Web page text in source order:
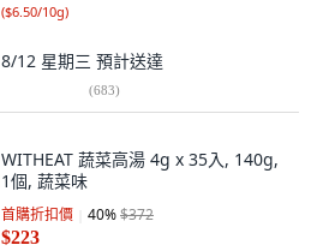
($6.50/10g)
8/12 星期三 預計送達
(683)
WITHEAT 蔬菜高湯 4g x 35入, 140g,
1個, 蔬菜味
首購折扣價 40%$372
$223